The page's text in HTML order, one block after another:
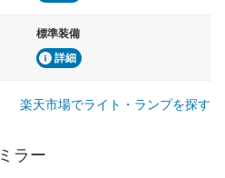
標準装備
詳細
楽天市場でライト・ランプを探す
ミラー